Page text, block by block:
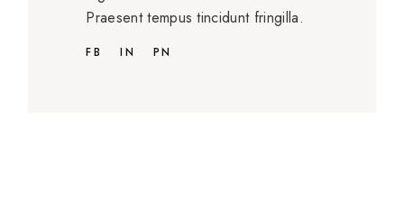
Praesent tempus tincidunt fringilla.
FB IN PN